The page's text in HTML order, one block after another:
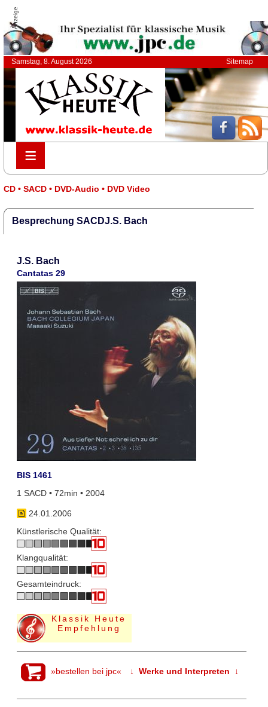
Anzeige
Samstag, 8. August 2026 Sitemap
≡
≡
CD • SACD • DVD-Audio • DVD Video
Besprechung SACDJ.S. Bach
J.S. Bach
Cantatas 29
BIS 1461
1 SACD • 72min • 2004
24.01.2006
Künstlerische Qualität:
Klangqualität:
Gesamteindruck:
Klassik Heute
Empfehlung
»bestellen bei jpc« ↓ Werke und Interpreten ↓